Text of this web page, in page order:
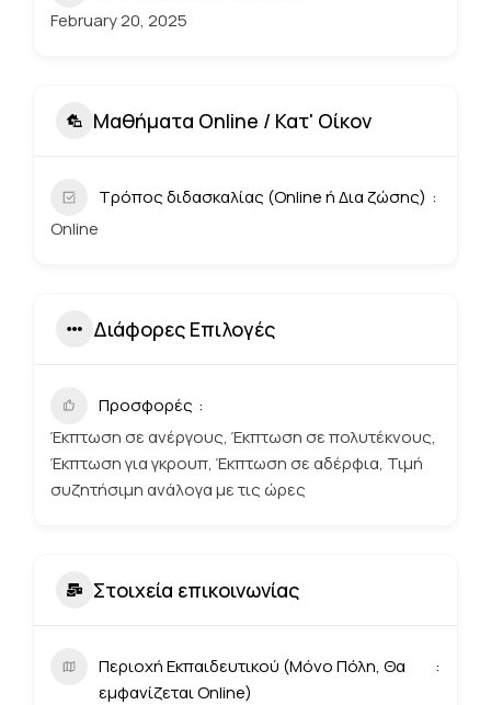
February 20, 2025
Μαθήματα Online / Κατ' Οίκον
Τρόπος διδασκαλίας (Online ή Δια ζώσης)
Online
Διάφορες Επιλογές
Προσφορές
Έκπτωση σε ανέργους, Έκπτωση σε πολυτέκνους,
Έκπτωση για γκρουπ, Έκπτωση σε αδέρφια, Τιμή
συζητήσιμη ανάλογα με τις ώρες
Στοιχεία επικοινωνίας
Περιοχή Εκπαιδευτικού (Μόνο Πόλη, Θα
εμφανίζεται Online)